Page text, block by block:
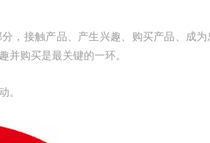
，接触产品、产生兴趣、购买产品、成为
购买是最关键的一环。